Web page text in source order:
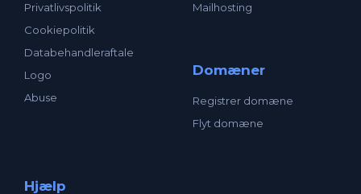
Privatlivspolitik
Cookiepolitik
Databehandleraftale
Logo
Abuse
Mailhosting
Domæner
Registrer domæne
Flyt domæne
Hjælp